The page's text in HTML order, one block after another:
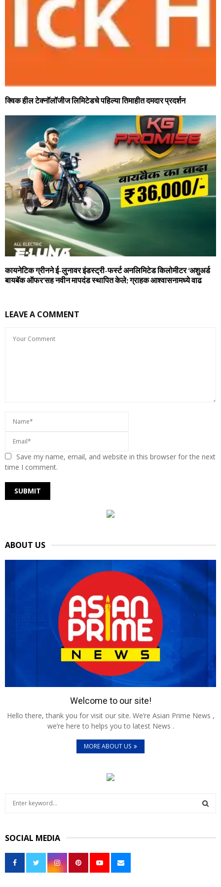
क्विक हील टेक्नॉलॉजीज लिमिटेडचे पहिल्या तिमाहीत दमदार प्रदर्शन
कायनेटिक ग्रीनने ई-लुनावर इंडस्‍ट्री-फर्स्‍ट अनलिमिटेड किलोमीटर ‘अशुअर्ड
बायबॅक ऑफर’सह नवीन मापदंड स्‍थापित केले; ग्राहक आश्‍वासनामध्‍ये वाढ
LEAVE A COMMENT
Save my name, email, and website in this browser for the next
time I comment.
ABOUT US
Welcome to our site!
Hello there, thank you for visit our site. We’re Asian Prime News ,
we’re here to helps you to latest News .
MORE ABOUT US
c
h
o
SOCIAL MEDIA